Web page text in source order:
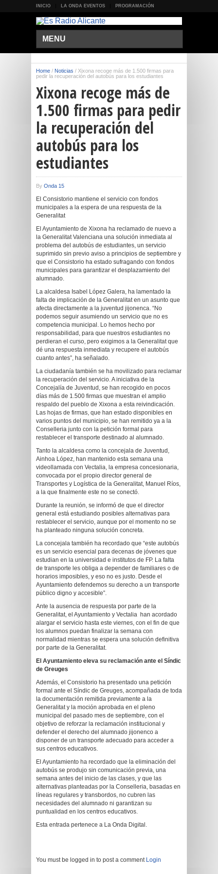
INICIO LA ONDA EVENTOS PROGRAMACIÓN
MENU
Home / Noticias / Xixona recoge más de 1.500 firmas para
pedir la recuperación del autobús para los estudiantes
Xixona recoge más de
1.500 firmas para pedir
la recuperación del
autobús para los
estudiantes
By Onda 15
El Consistorio mantiene el servicio con fondos
municipales a la espera de una respuesta de la
Generalitat
El Ayuntamiento de Xixona ha reclamado de nuevo a
la Generalitat Valenciana una solución inmediata al
problema del autobús de estudiantes, un servicio
suprimido sin previo aviso a principios de septiembre y
que el Consistorio ha estado sufragando con fondos
municipales para garantizar el desplazamiento del
alumnado.
La alcaldesa Isabel López Galera, ha lamentado la
falta de implicación de la Generalitat en un asunto que
afecta directamente a la juventud jijonenca. “No
podemos seguir asumiendo un servicio que no es
competencia municipal. Lo hemos hecho por
responsabilidad, para que nuestros estudiantes no
perdieran el curso, pero exigimos a la Generalitat que
dé una respuesta inmediata y recupere el autobús
cuanto antes”, ha señalado.
La ciudadanía también se ha movilizado para reclamar
la recuperación del servicio. A iniciativa de la
Concejalía de Juventud, se han recogido en pocos
días más de 1.500 firmas que muestran el amplio
respaldo del pueblo de Xixona a esta reivindicación.
Las hojas de firmas, que han estado disponibles en
varios puntos del municipio, se han remitido ya a la
Conselleria junto con la petición formal para
restablecer el transporte destinado al alumnado.
Tanto la alcaldesa como la concejala de Juventud,
Ainhoa López, han mantenido esta semana una
videollamada con Vectalia, la empresa concesionaria,
convocada por el propio director general de
Transportes y Logística de la Generalitat, Manuel Ríos,
a la que finalmente este no se conectó.
Durante la reunión, se informó de que el director
general está estudiando posibles alternativas para
restablecer el servicio, aunque por el momento no se
ha planteado ninguna solución concreta.
La concejala también ha recordado que “este autobús
es un servicio esencial para decenas de jóvenes que
estudian en la universidad e institutos de FP. La falta
de transporte les obliga a depender de familiares o de
horarios imposibles, y eso no es justo. Desde el
Ayuntamiento defendemos su derecho a un transporte
público digno y accesible”.
Ante la ausencia de respuesta por parte de la
Generalitat, el Ayuntamiento y Vectalia han acordado
alargar el servicio hasta este viernes, con el fin de que
los alumnos puedan finalizar la semana con
normalidad mientras se espera una solución definitiva
por parte de la Generalitat.
El Ayuntamiento eleva su reclamación ante el Síndic
de Greuges
Además, el Consistorio ha presentado una petición
formal ante el Síndic de Greuges, acompañada de toda
la documentación remitida previamente a la
Generalitat y la moción aprobada en el pleno
municipal del pasado mes de septiembre, con el
objetivo de reforzar la reclamación institucional y
defender el derecho del alumnado jijonenco a
disponer de un transporte adecuado para acceder a
sus centros educativos.
El Ayuntamiento ha recordado que la eliminación del
autobús se produjo sin comunicación previa, una
semana antes del inicio de las clases, y que las
alternativas planteadas por la Conselleria, basadas en
líneas regulares y transbordos, no cubren las
necesidades del alumnado ni garantizan su
puntualidad en los centros educativos.
Esta entrada pertenece a La Onda Digital.
You must be logged in to post a comment Login